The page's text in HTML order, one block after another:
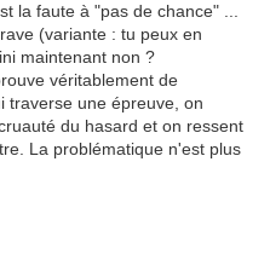
la faute à "pas de chance" ...
(variante : tu peux en
maintenant non ?
véritablement de
traverse une épreuve, on
du hasard et on ressent
La problématique n'est plus